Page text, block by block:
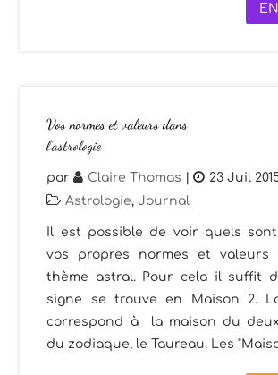
Vos normes et valeurs dans
l’astrologie
par Claire Thomas | 23 Juil
Astrologie,Journal
Il est possible de voir quels
vos propres normes et valeurs
thème astral. Pour cela il suffit
signe se trouve en Maison 2.
correspond à la maison du
du zodiaque, le Taureau. Les